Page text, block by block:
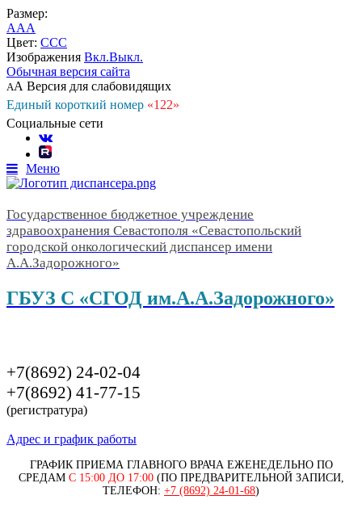
Размер:
AAA
Цвет: CCC
Изображения Вкл.Выкл.
Обычная версия сайта
АА Версия для слабовидящих
Единый короткий номер «122»
Социальные сети
Меню
Государственное бюджетное учреждение
здравоохранения Севастополя «Севастопольский
городской онкологический диспансер имени
А.А.Задорожного»
ГБУЗ С «СГОД им.А.А.Задорожного»
+7(8692) 24-02-04
+7(8692) 41-77-15
(регистратура)
Адрес и график работы
ГРАФИК ПРИЕМА ГЛАВНОГО ВРАЧА ЕЖЕНЕДЕЛЬНО ПО
СРЕДАМ С 15:00 ДО 17:00(ПО ПРЕДВАРИТЕЛЬНОЙ ЗАПИСИ,
ТЕЛЕФОН: +7 (8692) 24-01-68)